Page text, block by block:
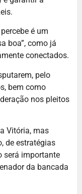
é um
boa”, como já
conectados.
pelo
bem como
nos pleitos
Vitória, mas
de estratégias
será importante
da bancada